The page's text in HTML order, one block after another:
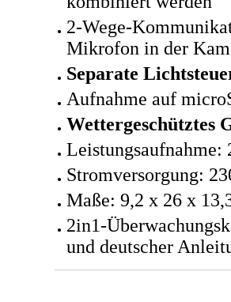
2-Wege-
Mikrofon in der
Separate
Aufnahme auf
Wettergeschütztes
Leistungsaufnahme:
Stromversorgung:
Maße: 9,2 x 26 x
2in1-
und deutscher